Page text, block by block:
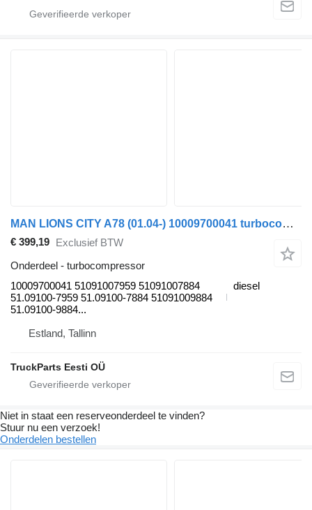
MAN LIONS CITY A78 (01.04-) 10009700041 turbocompressor voor MAN Lion's bus (1991-)
€ 399,19
Exclusief BTW
Onderdeel - turbocompressor
10009700041 51091007959 51091007884
51.09100-7959 51.09100-7884 51091009884
51.09100-9884...
diesel
Estland, Tallinn
TruckParts Eesti OÜ
Niet in staat een reserveonderdeel te vinden?
Stuur nu een verzoek!
Onderdelen bestellen